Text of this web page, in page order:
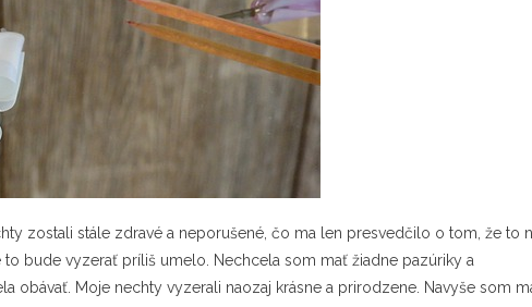
zostali stále zdravé a neporušené, čo ma len presvedčilo o tom, že to
bude vyzerať príliš umelo. Nechcela som mať žiadne pazúriky a
obávať. Moje nechty vyzerali naozaj krásne a prirodzene. Navyše som